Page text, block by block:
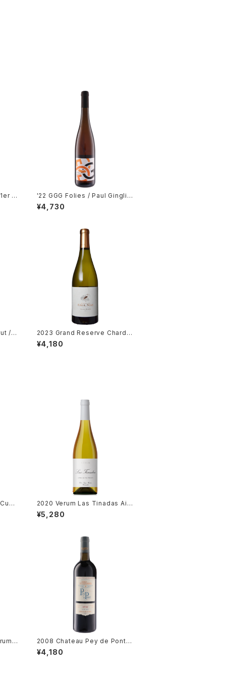
C
'22 GGG Folies / Paul Ginglin
ger
¥4,730
/ G
2023 Grand Reserve Chardo
nnay / Dm. Paul Mas
¥4,180
2020 Verum Las Tinadas Air
en / Bodegas Verum
¥5,280
P
2008 Chateau Pey de Pont /
Medoc
¥4,180